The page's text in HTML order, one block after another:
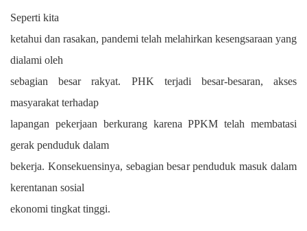
Seperti kita
ketahui dan rasakan, pandemi telah melahirkan kesengsaraan yang
dialami oleh
sebagian besar rakyat. PHK terjadi besar-besaran, akses
masyarakat terhadap
lapangan pekerjaan berkurang karena PPKM telah membatasi
gerak penduduk dalam
bekerja. Konsekuensinya, sebagian besar penduduk masuk dalam
kerentanan sosial
ekonomi tingkat tinggi.